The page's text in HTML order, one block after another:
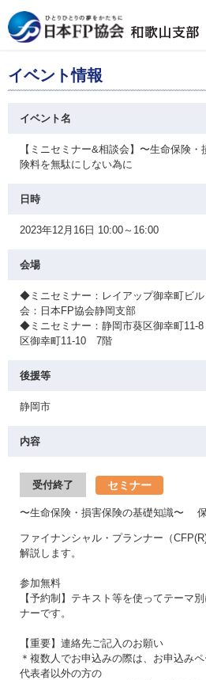
イベント情報
イベント名
【ミニセミナー&相談会】〜生命保険
険料を無駄にしない為に
日時
2023年12月16日 10:00～16:00
会場
◆ミニセミナー：レイアップ御幸町
会：日本FP協会静岡支部
◆ミニセミナー：静岡市葵区御幸町
区御幸町11-10 7階
後援等
静岡市
内容
受付終了 セミナー
〜生命保険・損害保険の基礎知識〜
ファイナンシャル・プランナー（
解説します。
参加無料
【予約制】テキスト等を使ってテーマ
ナーです。
【重要】連絡先ご記入のお願い
＊複数人でお申込みの際は、お申込み
代表者以外の方の